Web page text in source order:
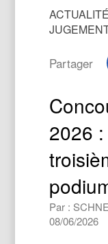
Partager
2026
Par :
08/06/2026